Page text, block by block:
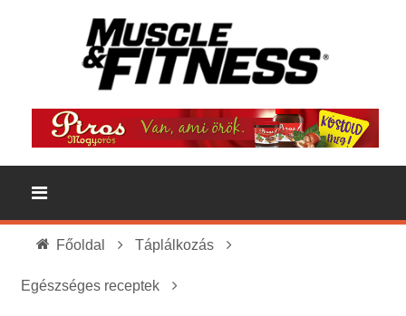
Főoldal Táplálkozás
Egészséges receptek